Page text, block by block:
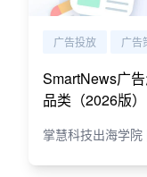
广告投放 广告
SmartNews广
品类（2026版）
掌慧科技出海学